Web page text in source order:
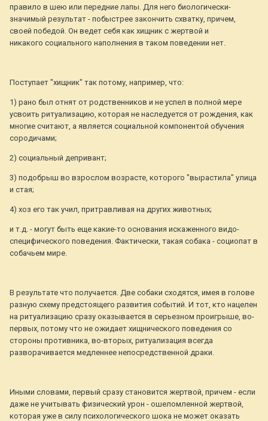
правило в шею или передние лапы. Для него биологически-
значимый результат - побыстрее закончить схватку, причем,
своей победой. Он ведет себя как хищник с жертвой и
никакого социального наполнения в таком поведении нет.
Поступает "хищник" так потому, например, что:
1) рано был отнят от родственников и не успел в полной мере
усвоить ритуализацию, которая не наследуется от рождения, как
многие считают, а является социальной компонентой обучения
сородичами;
2) социальный депривант;
3) подобрыш во взрослом возрасте, которого "вырастила" улица
и стая;
4) хоз его так учил, притравливая на других животных;
и т.д. - могут быть еще какие-то основания искаженного видо-
специфического поведения. Фактически, такая собака - социопат в
собачьем мире.
В результате что получается. Две собаки сходятся, имея в голове
разную схему предстоящего развития событий. И тот, кто нацелен
на ритуализацию сразу оказывается в серьезном проигрыше, во-
первых, потому что не ожидает хищнического поведения со
стороны противника, во-вторых, ритуализация всегда
разворачивается медленнее непосредственной драки.
Иными словами, первый сразу становится жертвой, причем - если
даже не учитывать физический урон - ошеломленной жертвой,
которая уже в силу психологического шока не может оказать